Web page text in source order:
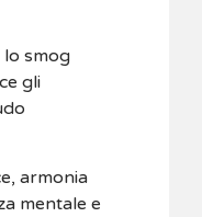
lo smog
gli
armonia
mentale e